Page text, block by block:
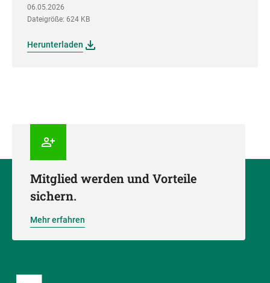
06.05.2026
Dateigröße: 624 KB
Herunterladen
Mitglied werden und Vorteile
sichern.
Mehr erfahren